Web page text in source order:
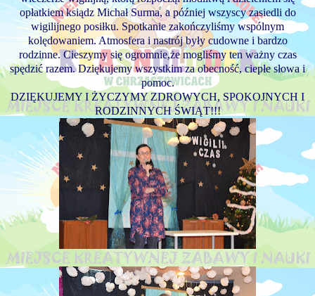
opłatkiem ksiądz Michał Surma, a później wszyscy zasiedli do
wigilijnego posiłku. Spotkanie zakończyliśmy wspólnym
kolędowaniem. Atmosfera i nastrój były cudowne i bardzo
rodzinne. Cieszymy się ogromnie,że mogliśmy ten ważny czas
spędzić razem. Dziękujemy wszystkim za obecność, ciepłe słowa i
pomoc.
DZIĘKUJEMY I ŻYCZYMY ZDROWYCH, SPOKOJNYCH I
RODZINNYCH ŚWIĄT!!!